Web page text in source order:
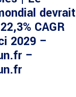
devrait
CAGR
2029 –
–